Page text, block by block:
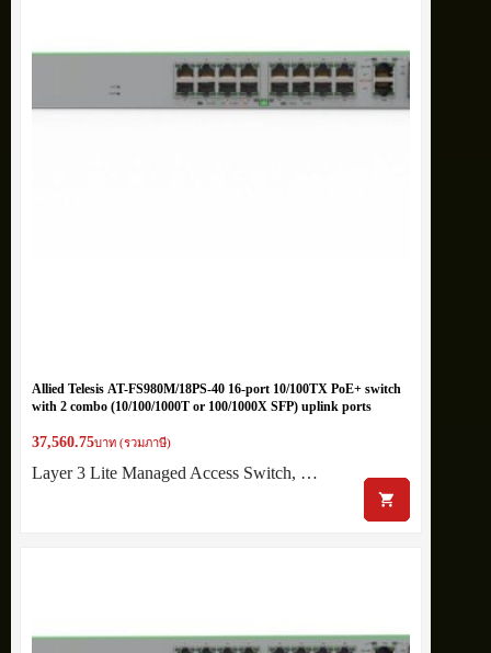
Allied Telesis AT-FS980M/18PS-40 16-port 10/100TX PoE+ switch
with 2 combo (10/100/1000T or 100/1000X SFP) uplink ports
37,560.75บาท (รวมภาษี)
Layer 3 Lite Managed Access Switch, …